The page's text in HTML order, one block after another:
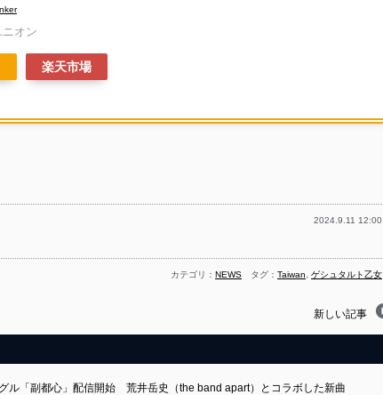
オン
楽天市場
2024.9.11 12:00
カテゴリ： NEWS タグ： Taiwan ゲシュタルト乙女
新しい記事
ル「副都心」配信開始 荒井岳史（the band apart）とコラボした新曲